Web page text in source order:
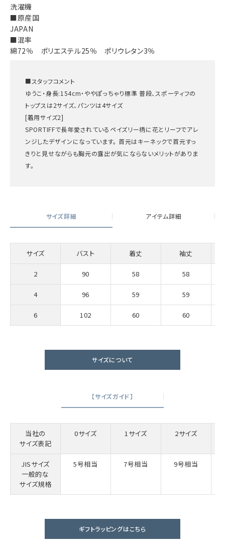
洗濯機
■原産国
JAPAN
■混率
綿72％ ポリエステル25％ ポリウレタン3％
■スタッフコメント
ゆうこ・身長:154cm・ややぽっちゃり標準 普段、スポーティフの
トップスは2サイズ、パンツは4サイズ
[着用サイズ2]
SPORTIFFで長年愛されているペイズリー柄に花とリーフでアレ
ンジしたデザインになっています。 首元はキーネックで首元すっ
きりと見せながらも胸元の露出が気にならないメリットがありま
す。
サイズ詳細 アイテム詳細
サイズ バスト 着丈 袖丈
2 90 58 58
4 96 59 59
6 102 60 60
サイズについて
【サイズガイド】
当社の
サイズ表記
0サイズ 1サイズ 2サイズ
JISサイズ
一般的な
サイズ規格
5号相当 7号相当 9号相当
ギフトラッピングはこちら